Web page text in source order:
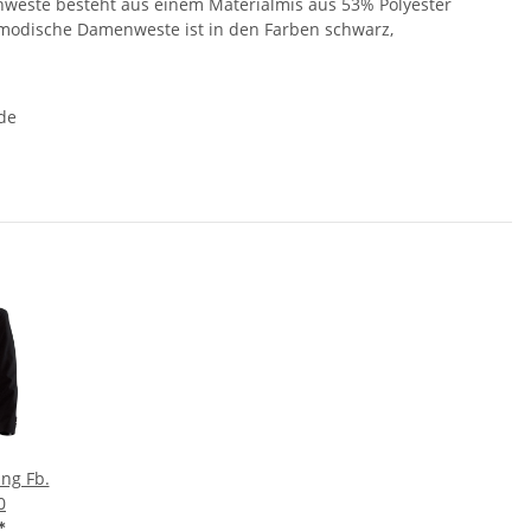
Damenweste ist in den Farben schwarz,
Fb.